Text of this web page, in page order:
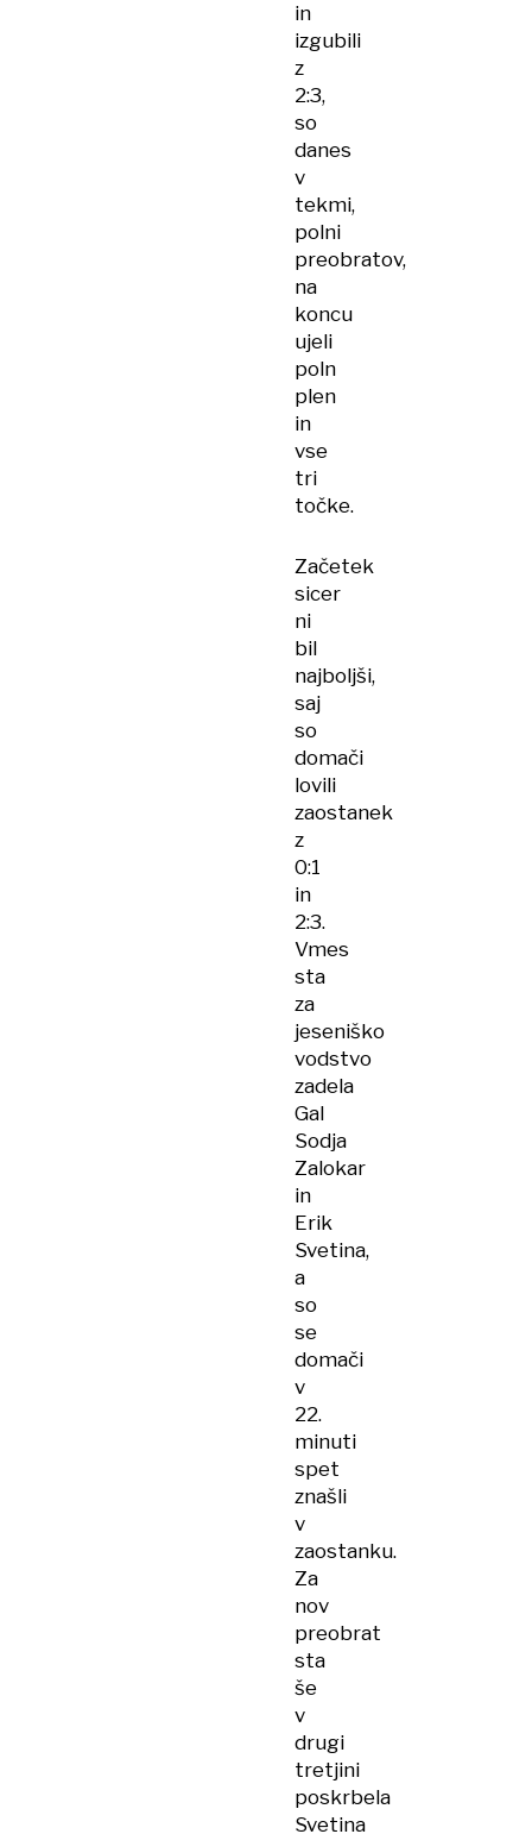
in
izgubili
z
2:3,
so
danes
v
tekmi,
polni
preobratov,
na
koncu
ujeli
poln
plen
in
vse
tri
točke.
Začetek
sicer
ni
bil
najboljši,
saj
so
domači
lovili
zaostanek
z
0:1
in
2:3.
Vmes
sta
za
jeseniško
vodstvo
zadela
Gal
Sodja
Zalokar
in
Erik
Svetina,
a
so
se
domači
v
22.
minuti
spet
znašli
v
zaostanku.
Za
nov
preobrat
sta
še
v
drugi
tretjini
poskrbela
Svetina